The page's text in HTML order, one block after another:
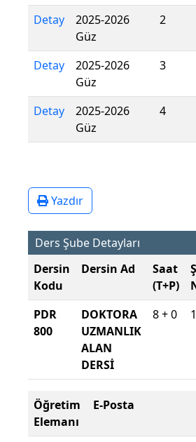
Detay
2025-2026
Güz
2
Detay
2025-2026
Güz
3
Detay
2025-2026
Güz
4
Yazdır
Ders Şube Detayları
Dersin
Kodu
Dersin Ad
Saat
(T+P)
PDR
800
DOKTORA
UZMANLIK
ALAN
DERSİ
8 + 0 1
Öğretim
Elemanı
E-Posta